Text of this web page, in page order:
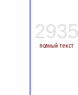
2935
полный текст